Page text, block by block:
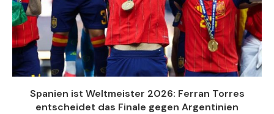
Spanien ist Weltmeister 2026: Ferran Torres
entscheidet das Finale gegen Argentinien